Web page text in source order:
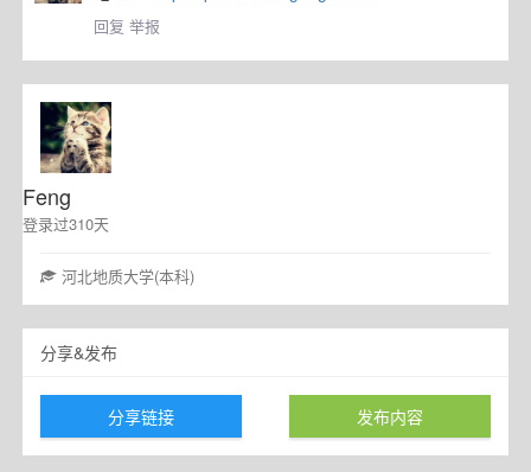
回复 举报
Feng
登录过310天
河北地质大学(本科)
分享&发布
分享链接 发布内容